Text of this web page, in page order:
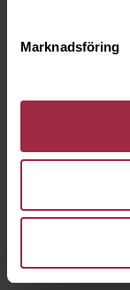
Marknadsföring